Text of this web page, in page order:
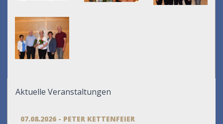
Aktuelle Veranstaltungen
07.08.2026 - PETER KETTENFEIER